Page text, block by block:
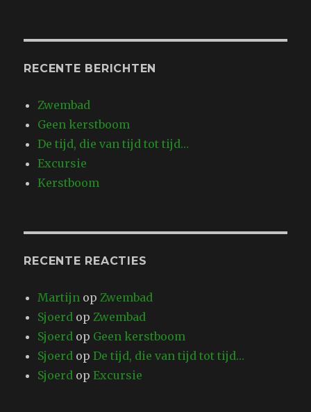
RECENTE BERICHTEN
Zwembad
Geen kerstboom
De tijd, die van tijd tot tijd…
Excursie
Kerstboom
RECENTE REACTIES
Martijn op Zwembad
Sjoerd op Zwembad
Sjoerd op Geen kerstboom
Sjoerd opDe tijd, die van tijd tot tijd…
Sjoerd opExcursie